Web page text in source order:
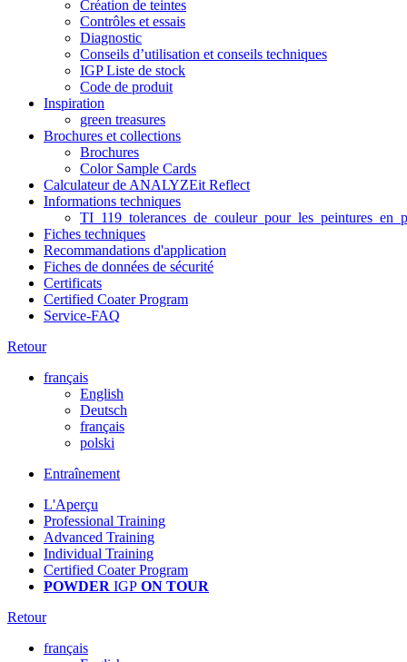
Création de teintes
Contrôles et essais
Diagnostic
Conseils d’utilisation et conseils techniques
IGP Liste de stock
Code de produit
Inspiration
green treasures
Brochures et collections
Brochures
Color Sample Cards
Calculateur de ANALYZEit Reflect
Informations techniques
Fiches techniques
Recommandations d'application
Fiches de données de sécurité
Certificats
Certified Coater Program
Service-FAQ
Retour
français
English
Deutsch
français
polski
Entraînement
L'Aperçu
Professional Training
Advanced Training
Individual Training
Certified Coater Program
POWDER IGP ON TOUR
Retour
français